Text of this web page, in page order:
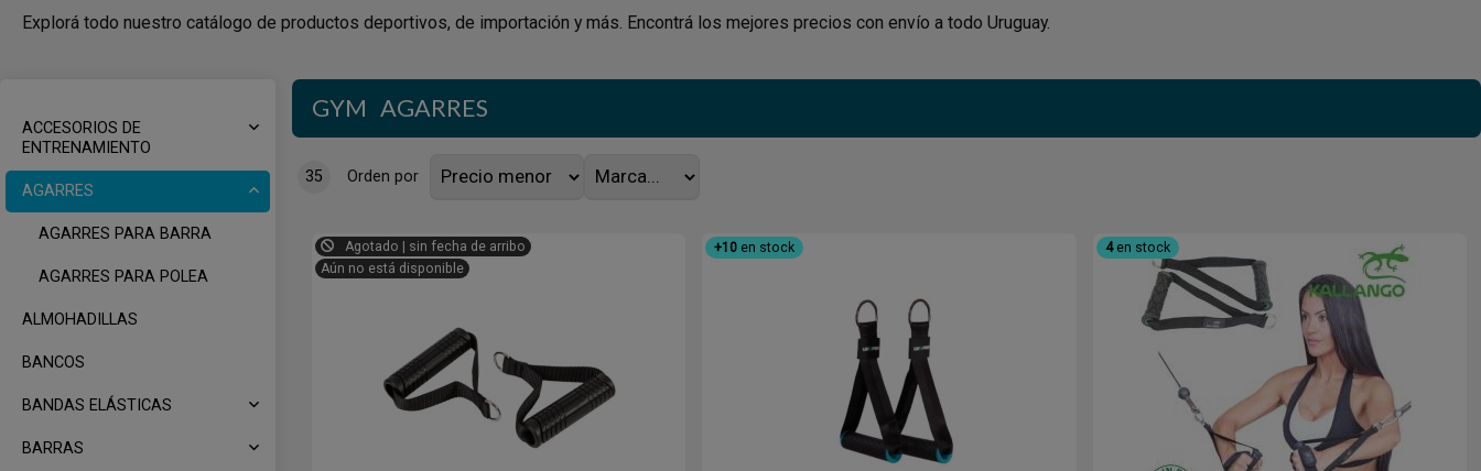
Explorá todo nuestro catálogo de productos deportivos, de importación y más. Encontrá los mejores precios con envío a todo Uruguay.
ACCESORIOS DE
ENTRENAMIENTO
AGARRES
AGARRES PARA BARRA
AGARRES PARA POLEA
ALMOHADILLAS
BANCOS
BANDAS ELÁSTICAS
BARRAS
GYM AGARRES
35 Orden por
Agotado | sin fecha de arribo
Aún no está disponible
+10 en stock 4en stock